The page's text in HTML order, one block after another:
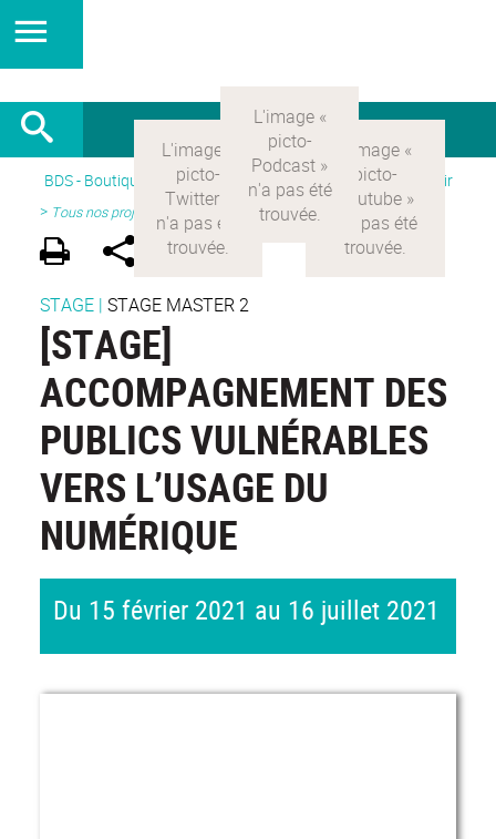
BDS - Boutique des sciences Version Française> Découvrir
> Tous nos projets
STAGE | STAGE MASTER 2
[STAGE]
ACCOMPAGNEMENT DES
PUBLICS VULNÉRABLES
VERS L’USAGE DU
NUMÉRIQUE
Du 15 février 2021 au 16 juillet 2021